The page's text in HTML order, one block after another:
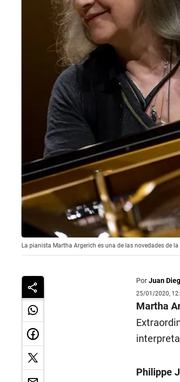
La pianista Martha Argerich es una de las novedades de
PorJuan
25/01/2020,
Martha
Philippe